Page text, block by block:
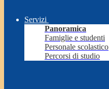
Servizi
Panoramica
Famiglie e studenti
Personale scolastico
Percorsi di studio